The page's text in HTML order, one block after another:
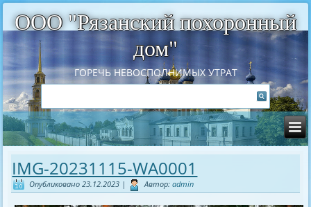
ООО "Рязанский похоронный
дом"
ГОРЕЧЬ НЕВОСПОЛНИМЫХ УТРАТ
IMG-20231115-WA0001
Опубликовано 23.12.2023 | Автор: admin